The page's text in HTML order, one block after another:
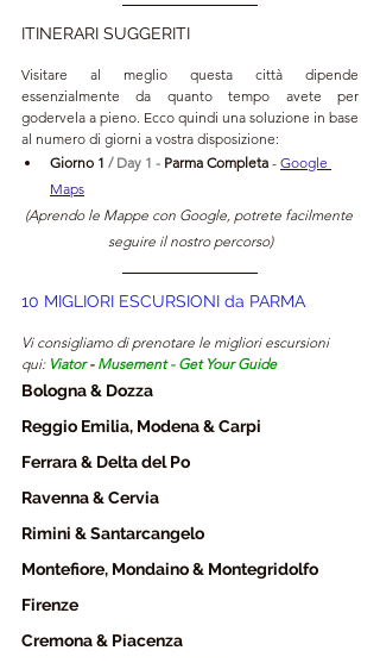
ITINERARI SUGGERITI
Visitare al meglio questa città dipende
essenzialmente da quanto tempo avete per
godervela a pieno. Ecco quindi una soluzione in base
al numero di giorni a vostra disposizione:
Giorno 1 / Day 1 - Parma Completa - Google
Maps
(Aprendo le Mappe con Google, potrete facilmente
seguire il nostro percorso)
10 MIGLIORI ESCURSIONI da PARMA
Vi consigliamo di prenotare le migliori escursioni
qui: Viator - Musement - Get Your Guide
Bologna & Dozza
Reggio Emilia, Modena & Carpi
Ferrara & Delta del Po
Ravenna & Cervia
Rimini & Santarcangelo
Montefiore, Mondaino & Montegridolfo
Firenze
Cremona & Piacenza